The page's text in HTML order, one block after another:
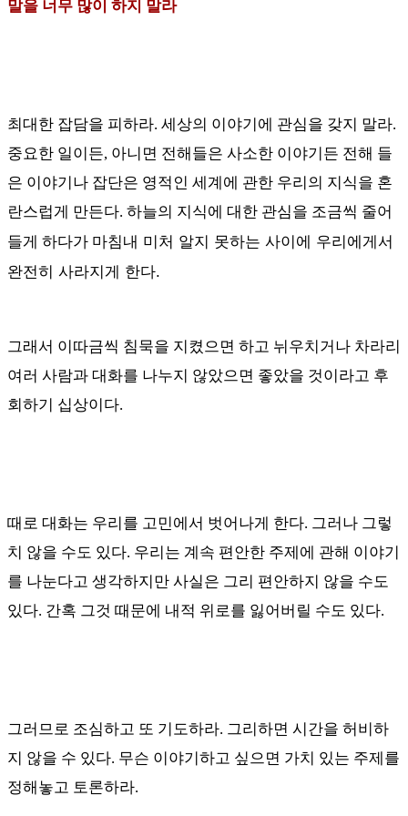
말을 너무 많이 하지 말라
최대한 잡담을 피하라. 세상의 이야기에 관심을 갖지 말라.
중요한 일이든, 아니면 전해들은 사소한 이야기든 전해 들
은 이야기나 잡단은 영적인 세계에 관한 우리의 지식을 혼
란스럽게 만든다. 하늘의 지식에 대한 관심을 조금씩 줄어
들게 하다가 마침내 미처 알지 못하는 사이에 우리에게서
완전히 사라지게 한다.
그래서 이따금씩 침묵을 지켰으면 하고 뉘우치거나 차라리
여러 사람과 대화를 나누지 않았으면 좋았을 것이라고 후
회하기 십상이다.
때로 대화는 우리를 고민에서 벗어나게 한다. 그러나 그렇
치 않을 수도 있다. 우리는 계속 편안한 주제에 관해 이야기
를 나눈다고 생각하지만 사실은 그리 편안하지 않을 수도
있다. 간혹 그것 때문에 내적 위로를 잃어버릴 수도 있다.
그러므로 조심하고 또 기도하라. 그리하면 시간을 허비하
지 않을 수 있다. 무슨 이야기하고 싶으면 가치 있는 주제를
정해놓고 토론하라.